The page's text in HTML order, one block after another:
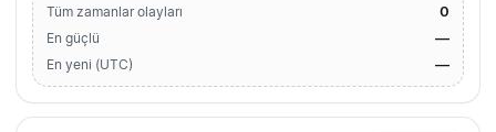
Tüm zamanlar olayları 0
En güçlü —
En yeni (UTC) —